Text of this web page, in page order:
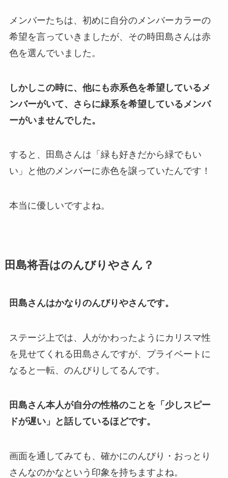
メンバーたちは、初めに自分のメンバーカラーの
希望を言っていきましたが、その時田島さんは赤
色を選んでいました。
しかしこの時に、他にも赤系色を希望しているメ
ンバーがいて、さらに緑系を希望しているメンバ
ーがいませんでした。
すると、田島さんは「緑も好きだから緑でもい
い」と他のメンバーに赤色を譲っていたんです！
本当に優しいですよね。
田島将吾はのんびりやさん？
田島さんはかなりのんびりやさんです。
ステージ上では、人がかわったようにカリスマ性
を見せてくれる田島さんですが、プライベートに
なると一転、のんびりしてるんです。
田島さん本人が自分の性格のことを「少しスピー
ドが遅い」と話しているほどです。
画面を通してみても、確かにのんびり・おっとり
さんなのかなという印象を持ちますよね。